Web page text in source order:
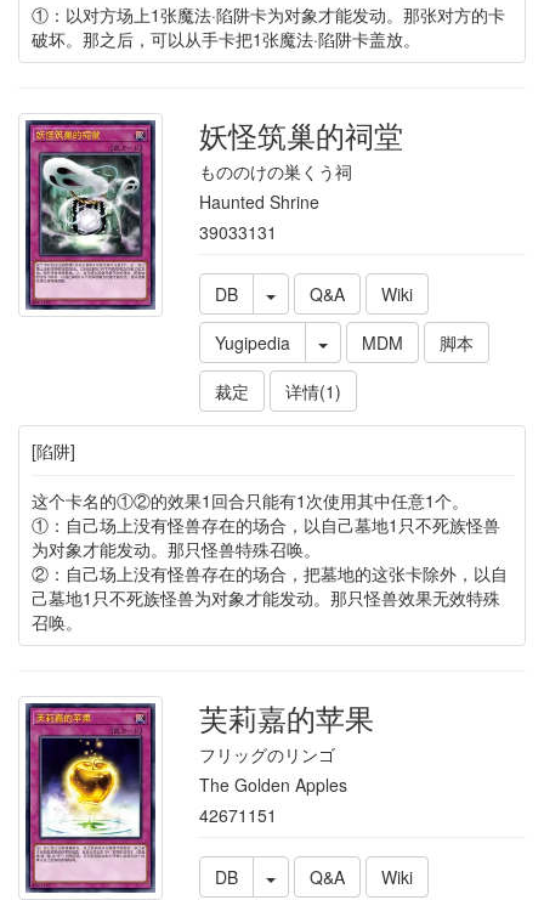
①：以对方场上1张魔法·陷阱卡为对象才能发动。那张对方的卡
破坏。那之后，可以从手卡把1张魔法·陷阱卡盖放。
妖怪筑巢的祠堂
もののけの巣くう祠
Haunted Shrine
39033131
DB Q&A
Wiki
Yugipedia
MDM
脚本
裁定
详情(1)
[陷阱]
这个卡名的①②的效果1回合只能有1次使用其中任意1个。
①：自己场上没有怪兽存在的场合，以自己墓地1只不死族怪兽
为对象才能发动。那只怪兽特殊召唤。
②：自己场上没有怪兽存在的场合，把墓地的这张卡除外，以自
己墓地1只不死族怪兽为对象才能发动。那只怪兽效果无效特殊
召唤。
芙莉嘉的苹果
フリッグのリンゴ
The Golden Apples
42671151
DB Q&A Wiki